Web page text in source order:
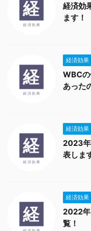
経済効
ます！
経済効果
WBC
あった
経済効果
2023年
表しま
経済効果
2022年
覧！